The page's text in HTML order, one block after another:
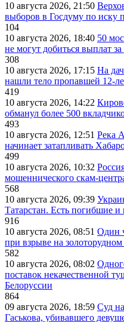
10 августа 2026, 21:50
выборов в Госдуму по иску
104
10 августа 2026, 18:40 50
не могут добиться выплат
308
10 августа 2026, 17:15 На
нашли тело пропавшей 12-
419
10 августа 2026, 14:22
обманул более 500
493
10 августа 2026, 12:51 Река
начинает затапливать
499
10 августа 2026, 10:32
мошеннического скам-
568
10 августа 2026, 09:39
Татарстан. Есть погибшие и
916
10 августа 2026, 08:51 Один
при взрыве на
582
10 августа 2026, 08:02
поставок некачественной
Белоруссии
864
09 августа 2026, 18:59 Суд
Гаськова, убивавшего